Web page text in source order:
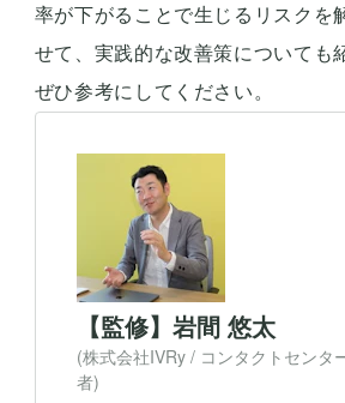
率が下がることで生じるリスクを
せて、実践的な改善策についても
ぜひ参考にしてください。
【監修】岩間 悠太
(株式会社IVRy / コンタクトセンタ
者)